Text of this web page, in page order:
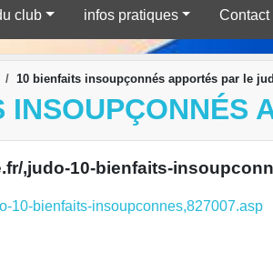
club infos pratiques Contact
10 bienfaits insoupçonnés apportés par le
INSOUPÇONNÉS
,judo-10-bienfaits-
10-bienfaits-insoupconnes,827007.asp